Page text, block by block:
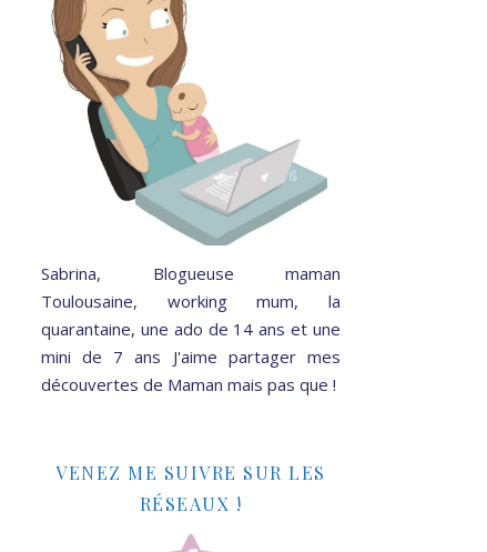
Sabrina, Blogueuse maman
Toulousaine, working mum, la
quarantaine, une ado de 14 ans et une
mini de 7 ans J'aime partager mes
découvertes de Maman mais pas que !
VENEZ ME SUIVRE SUR LES
RÉSEAUX !